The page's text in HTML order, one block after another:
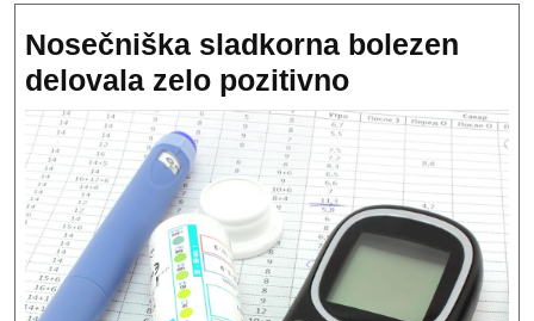
Nosečniška sladkorna bolezen
delovala zelo pozitivnoNosečniška
sladkorna
bolezen
delovala
zelo
pozitivno